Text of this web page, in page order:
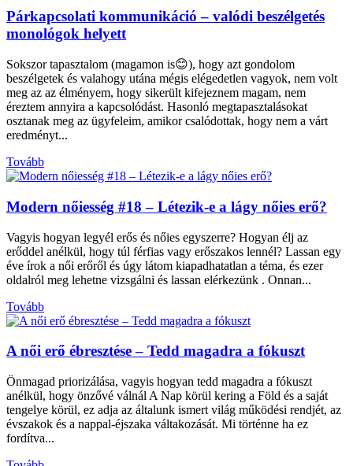
Párkapcsolati kommunikáció – valódi beszélgetés
monológok helyett
Sokszor tapasztalom (magamon is😊), hogy azt gondolom
beszélgetek és valahogy utána mégis elégedetlen vagyok, nem volt
meg az az élményem, hogy sikerült kifejeznem magam, nem
éreztem annyira a kapcsolódást. Hasonló megtapasztalásokat
osztanak meg az ügyfeleim, amikor csalódottak, hogy nem a várt
eredményt...
Tovább
Modern nőiesség #18 – Létezik-e a lágy nőies erő?
Vagyis hogyan legyél erős és nőies egyszerre? Hogyan élj az
erőddel anélkül, hogy túl férfias vagy erőszakos lennél? Lassan egy
éve írok a női erőről és úgy látom kiapadhatatlan a téma, és ezer
oldalról meg lehetne vizsgálni és lassan elérkezünk . Onnan...
Tovább
A női erő ébresztése – Tedd magadra a fókuszt
Önmagad priorizálása, vagyis hogyan tedd magadra a fókuszt
anélkül, hogy önzővé válnál A Nap körül kering a Föld és a saját
tengelye körül, ez adja az általunk ismert világ működési rendjét, az
évszakok és a nappal-éjszaka váltakozását. Mi történne ha ez
fordítva...